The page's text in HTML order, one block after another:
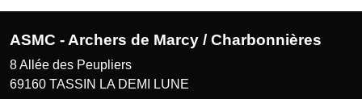
ASMC - Archers de Marcy / Charbonnières
8 Allée des Peupliers
69160 TASSIN LA DEMI LUNE